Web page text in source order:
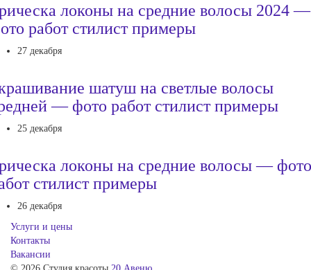
локоны на средние волосы 2024 —
работ стилист примеры
27 декабря
шатуш на светлые волосы
— фото работ стилист примеры
25 декабря
локоны на средние волосы — фото
стилист примеры
26 декабря
Услуги и цены
Контакты
Вакансии
© 2026 Студия красоты 20 Авеню